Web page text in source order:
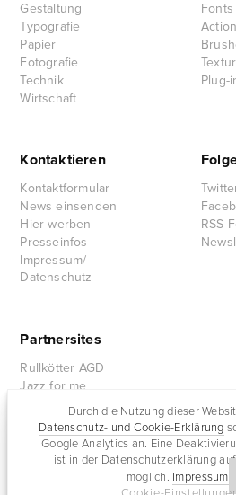
Durch die Nutzung dieser
Datenschutz- und Cookie-Erklärung
Google Analytics an. Eine
ist in der Datenschutzerklärung
möglich. Impressum
Gestaltung
Typografie
Papier
Fotografie
Technik
Wirtschaft
Fonts
Plug-
Kontaktieren
Kontaktformular
News einsenden
Hier werben
Presseinfos
Impressum/
Datenschutz
RSS-
Partnersites
Rullkötter AGD
Jazz for me